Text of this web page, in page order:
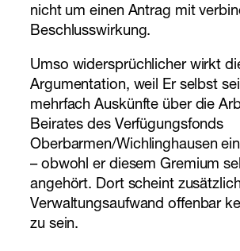
nicht um einen Antrag mit
Beschlusswirkung.
Umso widersprüchlicher wirkt
Argumentation, weil Er selbst
mehrfach Auskünfte über die
Beirates des Verfügungsfonds
Oberbarmen/Wichlinghausen
– obwohl er diesem Gremium
angehört. Dort scheint
Verwaltungsaufwand offenbar
zu sein.